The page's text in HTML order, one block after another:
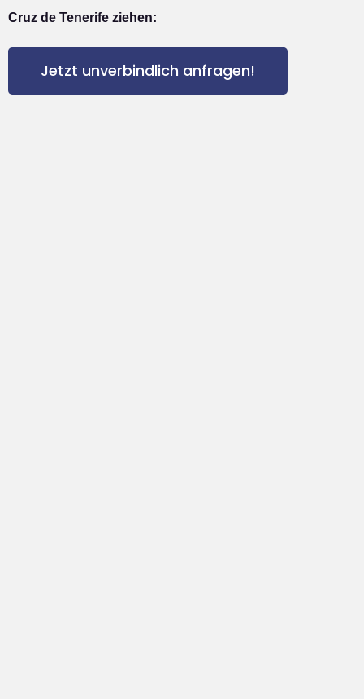
Cruz de Tenerife ziehen:
Jetzt unverbindlich anfragen!